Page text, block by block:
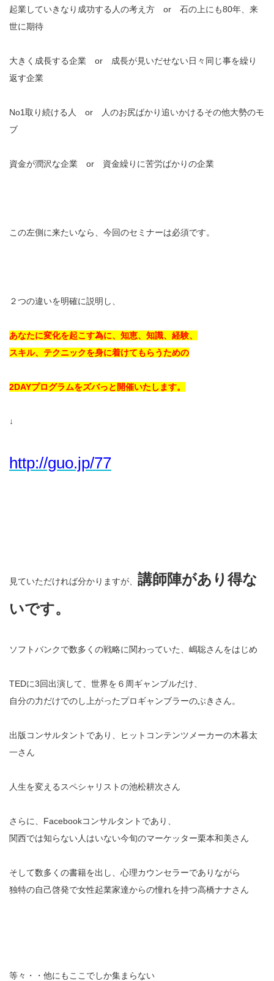
起業していきなり成功する人の考え方 or 石の上にも80年、来
世に期待
大きく成長する企業 or 成長が見いだせない日々同じ事を繰り
返す企業
No1取り続ける人 or 人のお尻ばかり追いかけるその他大勢のモ
ブ
資金が潤沢な企業 or 資金繰りに苦労ばかりの企業
この左側に来たいなら、今回のセミナーは必須です。
２つの違いを明確に説明し、
あなたに変化を起こす為に、知恵、知識、経験、
スキル、テクニックを身に着けてもらうための
2DAYプログラムをズバっと開催いたします。
↓
http://guo.jp/77
見ていただければ分かりますが、 講師陣があり得な
いです。
ソフトバンクで数多くの戦略に関わっていた、嶋聡さんをはじめ
TEDに3回出演して、世界を６周ギャンブルだけ、
自分の力だけでのし上がったプロギャンブラーのぶきさん。
出版コンサルタントであり、ヒットコンテンツメーカーの木暮太
一さん
人生を変えるスペシャリストの池松耕次さん
さらに、Facebookコンサルタントであり、
関西では知らない人はいない今旬のマーケッター栗本和美さん
そして数多くの書籍を出し、心理カウンセラーでありながら
独特の自己啓発で女性起業家達からの憧れを持つ高橋ナナさん
等々・・他にもここでしか集まらない